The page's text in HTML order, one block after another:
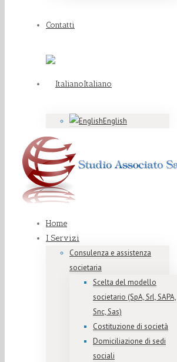
Contatti
Italiano
English
Home
I Servizi
Consulenza e assistenza
societaria
Scelta del modello
societario (SpA, Srl, SAPA,
Snc, Sas)
Costituzione di società
Domiciliazione di sedi
sociali